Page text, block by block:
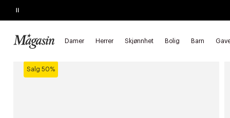
Pause
Damer Herrer Skjønnhet Bolig Barn
SALGET SLUTTER I MORGEN
Forside Damer Undertøy Badetøy Bikinier Bikini
Salg 50%